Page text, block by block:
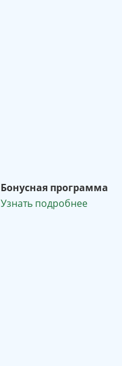
Бонусная программа
Узнать подробнее